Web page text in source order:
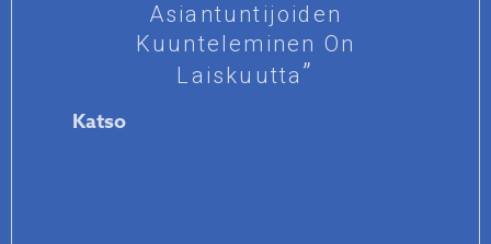
Asiantuntijoiden
Kuunteleminen On
Laiskuutta
Katso